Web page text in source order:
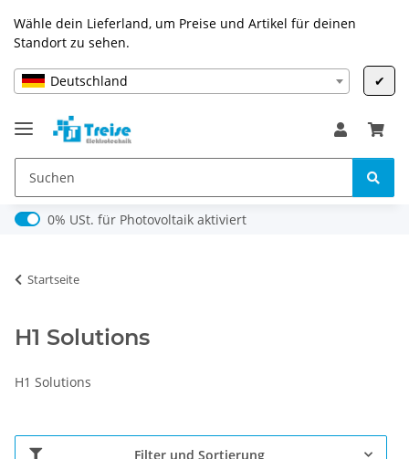
Wähle dein Lieferland, um Preise und Artikel für deinen
Standort zu sehen.
Deutschland ✔
0% USt. für Photovoltaik (§ 12 Abs. 3 UStG)
0% USt. für Photovoltaik aktiviert
Startseite
H1 Solutions
H1 Solutions
Filter und Sortierung